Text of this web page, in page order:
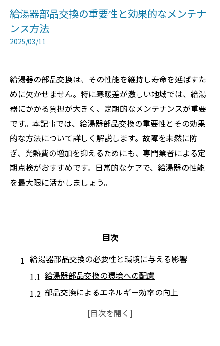
給湯器部品交換の重要性と効果的なメンテナ
ンス方法
2025/03/11
給湯器の部品交換は、その性能を維持し寿命を延ばすた
めに欠かせません。特に寒暖差が激しい地域では、給湯
器にかかる負担が大きく、定期的なメンテナンスが重要
です。本記事では、給湯器部品交換の重要性とその効果
的な方法について詳しく解説します。故障を未然に防
ぎ、光熱費の増加を抑えるためにも、専門業者による定
期点検がおすすめです。日常的なケアで、給湯器の性能
を最大限に活かしましょう。
目次
給湯器部品交換の必要性と環境に与える影響
給湯器部品交換の環境への配慮
部品交換によるエネルギー効率の向上
環境に優しい給湯器の選び方